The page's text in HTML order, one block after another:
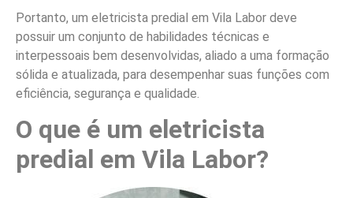
Portanto, um eletricista predial em Vila Labor deve
possuir um conjunto de habilidades técnicas e
interpessoais bem desenvolvidas, aliado a uma formação
sólida e atualizada, para desempenhar suas funções com
eficiência, segurança e qualidade.
O que é um eletricista
predial em Vila Labor?